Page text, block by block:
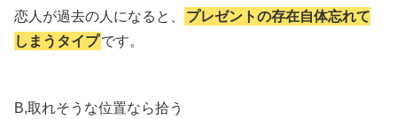
恋人が過去の人になると、
プレゼントの存在自体忘れて
しまうタイプです。
B,取れそうな位置なら拾う